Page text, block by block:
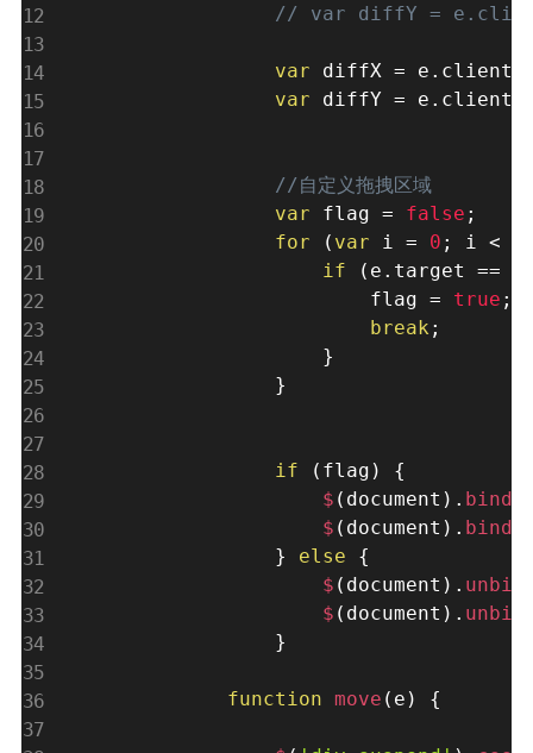
// var diffY =
var diffX = e .
var diffY = e .
//自定义拖拽区域
var flag = false ;
for
( var i = 0 ; i <
if
( e . target ==
                        flag
= true ;
break ;
}
}
if ( flag )
{
$ ( document ) . bind
$ ( document ) . bind
}
else
{
$ ( document ) .
$ ( document ) .
}
function move ( e ) {